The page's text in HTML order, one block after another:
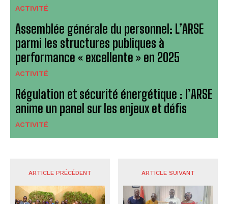
ACTIVITÉ
Assemblée générale du personnel: L’ARSE
parmi les structures publiques à
performance « excellente » en 2025
ACTIVITÉ
Régulation et sécurité énergétique : l’ARSE
anime un panel sur les enjeux et défis
ACTIVITÉ
ARTICLE PRÉCÉDENT ARTICLE SUIVANT